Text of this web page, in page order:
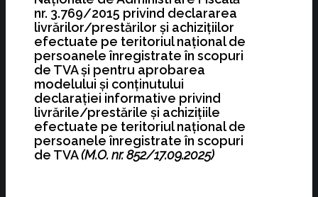
nr. 3.769/2015 privind declararea
livrărilor/prestărilor şi achiziţiilor
efectuate pe teritoriul naţional de
persoanele înregistrate în scopuri
de TVA şi pentru aprobarea
modelului şi conţinutului
declaraţiei informative privind
livrările/prestările şi achiziţiile
efectuate pe teritoriul naţional de
persoanele înregistrate în scopuri
de TVA(M.O. nr. 852/17.09.2025)